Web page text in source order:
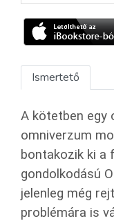
Ismertető
A kötetben egy
omniverzum
bontakozik ki a
gondolkodású
jelenleg még
problémára is